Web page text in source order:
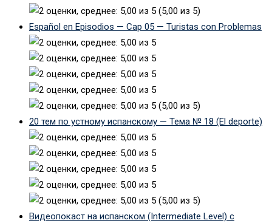
(5,00 из 5)
Español en Episodios — Cap 05 — Turistas con Problemas
(5,00 из 5)
20 тем по устному испанскому — Тема № 18 (El deporte)
(5,00 из 5)
Видеопокаст на испанском (Intermediate Level) с